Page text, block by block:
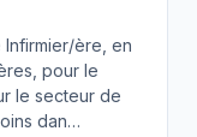
ère, en
pour le
le secteur de
dan…